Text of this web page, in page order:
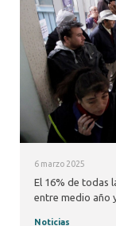
6 marzo 2025
El 16% de todas
entre medio año
Noticias